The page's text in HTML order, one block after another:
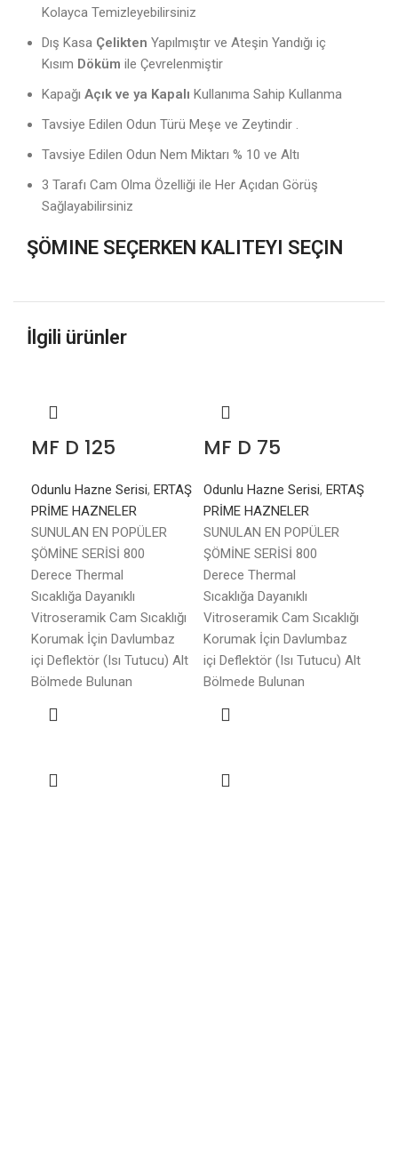
Kolayca Temizleyebilirsiniz
Dış Kasa Çelikten Yapılmıştır ve Ateşin Yandığı iç
Kısım Döküm ile Çevrelenmiştir
Kapağı Açık ve ya Kapalı Kullanıma Sahip Kullanma
Tavsiye Edilen Odun Türü Meşe ve Zeytindir .
Tavsiye Edilen Odun Nem Miktarı % 10 ve Altı
3 Tarafı Cam Olma Özelliği ile Her Açıdan Görüş
Sağlayabilirsiniz
ŞÖMINE SEÇERKEN KALITEYI SEÇIN
İlgili ürünler
MF D 125
Odunlu Hazne Serisi, ERTAŞ
PRİME HAZNELER
SUNULAN EN POPÜLER
ŞÖMİNE SERİSİ 800
Derece Thermal
Sıcaklığa Dayanıklı
Vitroseramik Cam Sıcaklığı
Korumak İçin Davlumbaz
içi Deflektör (Isı Tutucu) Alt
Bölmede Bulunan
MF D 75
Odunlu Hazne Serisi, ERTAŞ
PRİME HAZNELER
SUNULAN EN POPÜLER
ŞÖMİNE SERİSİ 800
Derece Thermal
Sıcaklığa Dayanıklı
Vitroseramik Cam Sıcaklığı
Korumak İçin Davlumbaz
içi Deflektör (Isı Tutucu) Alt
Bölmede Bulunan